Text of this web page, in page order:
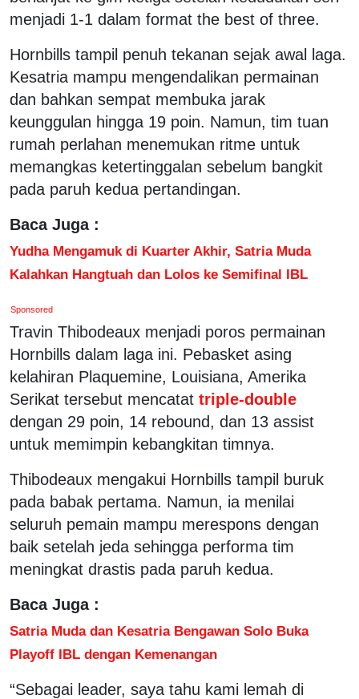
menjadi 1-1 dalam format the best of three.
Hornbills tampil penuh tekanan sejak awal laga.
Kesatria mampu mengendalikan permainan
dan bahkan sempat membuka jarak
keunggulan hingga 19 poin. Namun, tim tuan
rumah perlahan menemukan ritme untuk
memangkas ketertinggalan sebelum bangkit
pada paruh kedua pertandingan.
Baca Juga :
Yudha Mengamuk di Kuarter Akhir, Satria Muda
Kalahkan Hangtuah dan Lolos ke Semifinal IBL
Sponsored
Travin Thibodeaux menjadi poros permainan
Hornbills dalam laga ini. Pebasket asing
kelahiran Plaquemine, Louisiana, Amerika
Serikat tersebut mencatat triple-double
dengan 29 poin, 14 rebound, dan 13 assist
untuk memimpin kebangkitan timnya.
Thibodeaux mengakui Hornbills tampil buruk
pada babak pertama. Namun, ia menilai
seluruh pemain mampu merespons dengan
baik setelah jeda sehingga performa tim
meningkat drastis pada paruh kedua.
Baca Juga :
Satria Muda dan Kesatria Bengawan Solo Buka
Playoff IBL dengan Kemenangan
“Sebagai leader, saya tahu kami lemah di